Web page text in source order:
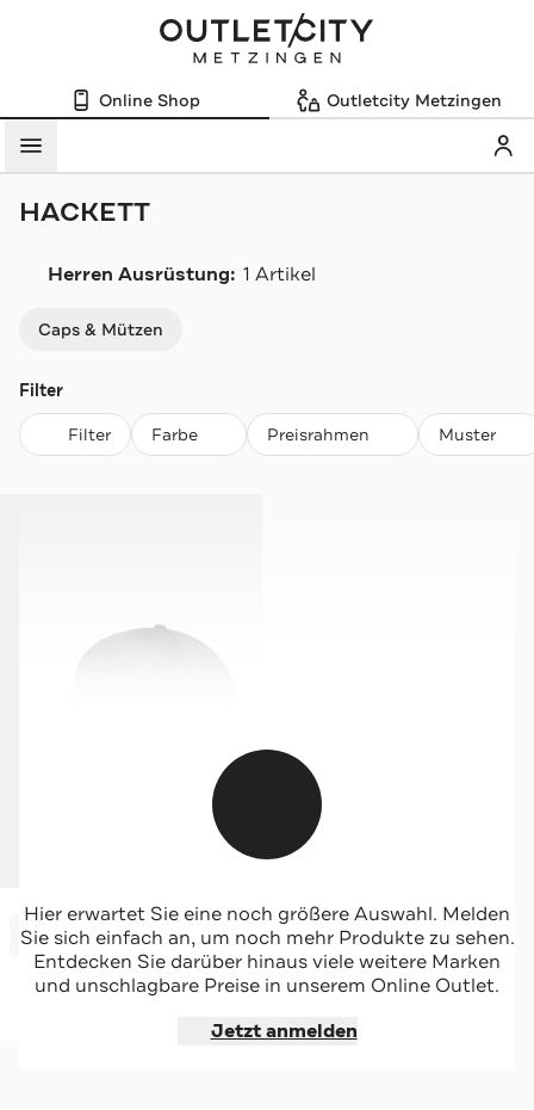
Online Shop Outletcity Metzingen
Menü
HACKETT
Herren Ausrüstung: 1 Artikel
Caps & Mützen
Filter
Filter Farbe Preisrahmen Muster
HACKETT
Basecap camouflage
-53%*
Sale
Jetzt shoppen
Hier erwartet Sie eine noch größere Auswahl. Melden
Sie sich einfach an, um noch mehr Produkte zu sehen.
Entdecken Sie darüber hinaus viele weitere Marken
und unschlagbare Preise in unserem Online Outlet.
Jetzt anmelden